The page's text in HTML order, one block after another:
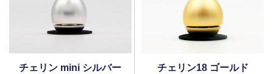
チェリン mini シルバー チェリン18 ゴールド